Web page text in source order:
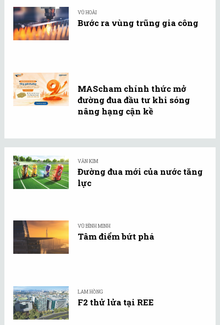
VŨ HOÀI
Bước ra vùng trũng gia công
MAScham chính thức mở
đường đua đầu tư khi sóng
nâng hạng cận kề
VĂN KIM
Đường đua mới của nước tăng
lực
VŨ BÌNH MINH
Tâm điểm bứt phá
LAM HỒNG
F2 thử lửa tại REE